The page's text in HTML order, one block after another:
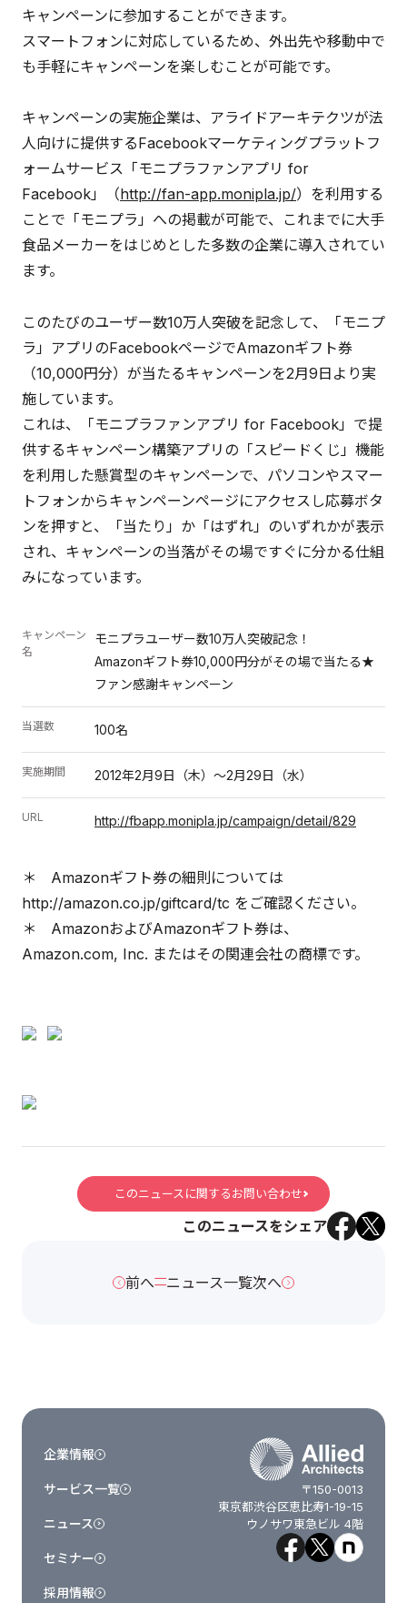
キャンペーンに参加することができます。
スマートフォンに対応しているため、外出先や移動中で
も手軽にキャンペーンを楽しむことが可能です。
キャンペーンの実施企業は、アライドアーキテクツが法
人向けに提供するFacebookマーケティングプラットフ
ォームサービス「モニプラファンアプリ for
Facebook」（http://fan-app.monipla.jp/）を利用する
ことで「モニプラ」への掲載が可能で、これまでに大手
食品メーカーをはじめとした多数の企業に導入されてい
ます。
このたびのユーザー数10万人突破を記念して、「モニプ
ラ」アプリのFacebookページでAmazonギフト券
（10,000円分）が当たるキャンペーンを2月9日より実
施しています。
これは、「モニプラファンアプリ for Facebook」で提
供するキャンペーン構築アプリの「スピードくじ」機能
を利用した懸賞型のキャンペーンで、パソコンやスマー
トフォンからキャンペーンページにアクセスし応募ボタ
ンを押すと、「当たり」か「はずれ」のいずれかが表示
され、キャンペーンの当落がその場ですぐに分かる仕組
みになっています。
キャンペーン
名
モニプラユーザー数10万人突破記念！
Amazonギフト券10,000円分がその場で当たる★
ファン感謝キャンペーン
当選数 100名
実施期間 2012年2月9日（木）～2月29日（水）
URL http://fbapp.monipla.jp/campaign/detail/829
＊ Amazonギフト券の細則については
http://amazon.co.jp/giftcard/tc をご確認ください。
＊ AmazonおよびAmazonギフト券は、
Amazon.com, Inc. またはその関連会社の商標です。
このニュースに関するお問い合わせ
このニュースをシェア
前へ ニュース一覧次へ
〒150-0013
東京都渋谷区恵比寿1-19-15
ウノサワ東急ビル 4階
企業情報
サービス一覧
ニュース
セミナー
採用情報